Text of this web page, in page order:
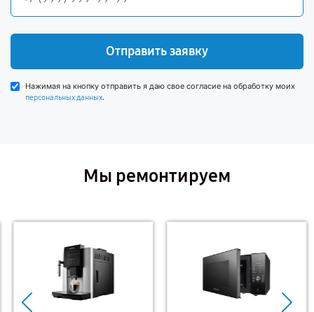
Отправить заявку
Нажимая на кнопку отправить я даю свое согласие на обработку моих
персональных данных.
Мы ремонтируем